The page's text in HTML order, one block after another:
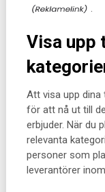
.
Visa upp
Att visa upp dina
för att nå ut till
erbjuder. När du
relevanta
personer som
leverantörer